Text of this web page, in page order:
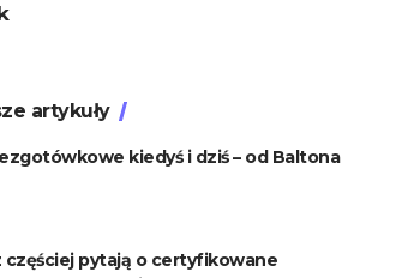
artykuły
kiedyś i dziś – od Baltona
częściej pytają o certyfikowane